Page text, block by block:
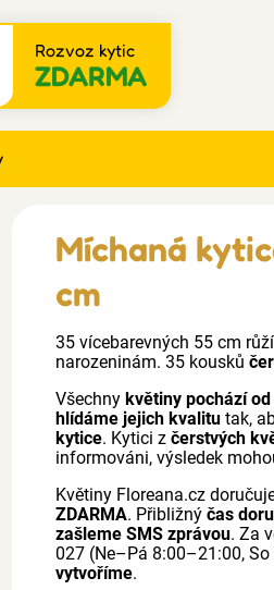
Rozvoz kytic
ZDARMA
Míchaná
cm
35 vícebarevných 55 cm
narozeninám. 35 kousků
Všechnykvětiny pochází
hlídáme jejich kvalitu tak,
kytice. Kytici zčerstvých
informováni, výsledek
Květiny Floreana.cz
ZDARMA. Přibližnýčas
zašleme SMS zprávou. Za
027 (Ne–Pá 8:00–21:00,
vytvoříme.